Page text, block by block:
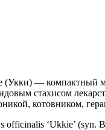
(Укки) — компактный
стахисом
котовником,
officinalis ‘Ukkie’ (syn.